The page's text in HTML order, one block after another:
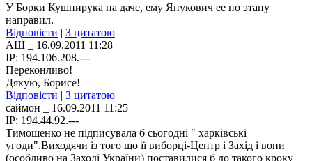
У Борки Кушнирука на даче, ему Янукович ее по этапу
направил.
Відповісти | З цитатою
АШ _ 16.09.2011 11:28
IP: 194.106.208.---
Переконливо!
Дякую, Борисе!
Відповісти | З цитатою
саймон _ 16.09.2011 11:25
IP: 194.44.92.---
Тимошенко не підписувала б сьогодні " харківські
угоди".Виходячи із того що її виборці-Центр і Захід і вони
(особливо на Заході України) поставилися б до такого кроку